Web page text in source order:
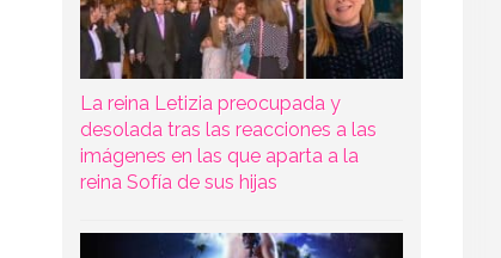
La reina Letizia preocupada y
desolada tras las reacciones a las
imágenes en las que aparta a la
reina Sofía de sus hijas